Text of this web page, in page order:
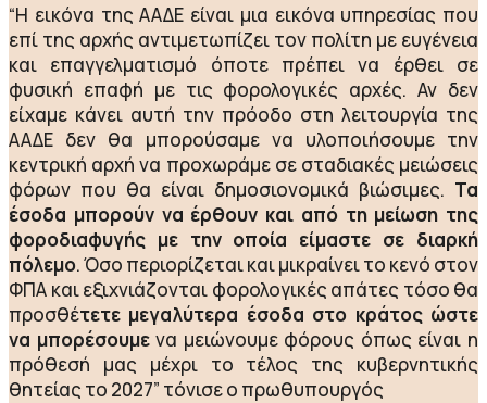
“Η εικόνα της ΑΑΔΕ είναι μια εικόνα υπηρεσίας που
επί της αρχής αντιμετωπίζει τον πολίτη με ευγένεια
και επαγγελματισμό όποτε πρέπει να έρθει σε
φυσική επαφή με τις φορολογικές αρχές. Αν δεν
είχαμε κάνει αυτή την πρόοδο στη λειτουργία της
ΑΑΔΕ δεν θα μπορούσαμε να υλοποιήσουμε την
κεντρική αρχή να προχωράμε σε σταδιακές μειώσεις
φόρων που θα είναι δημοσιονομικά βιώσιμες. Τα
έσοδα μπορούν να έρθουν και από τη μείωση της
φοροδιαφυγής με την οποία είμαστε σε διαρκή
πόλεμο. Όσο περιορίζεται και μικραίνει το κενό στον
ΦΠΑ και εξιχνιάζονται φορολογικές απάτες τόσο θα
προσθέτετε μεγαλύτερα έσοδα στο κράτος ώστε
να μπορέσουμενα μειώνουμε φόρους όπως είναι η
πρόθεσή μας μέχρι το τέλος της κυβερνητικής
θητείας το 2027” τόνισε ο πρωθυπουργός